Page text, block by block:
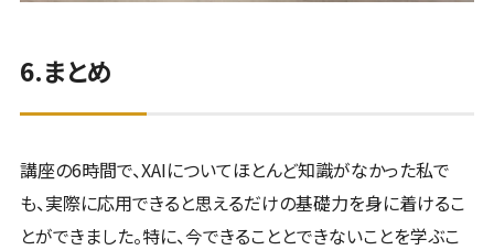
6.まとめ
講座の6時間で、XAIについてほとんど知識がなかった私で
も、実際に応用できると思えるだけの基礎力を身に着けるこ
とができました。特に、今できることとできないことを学ぶこ